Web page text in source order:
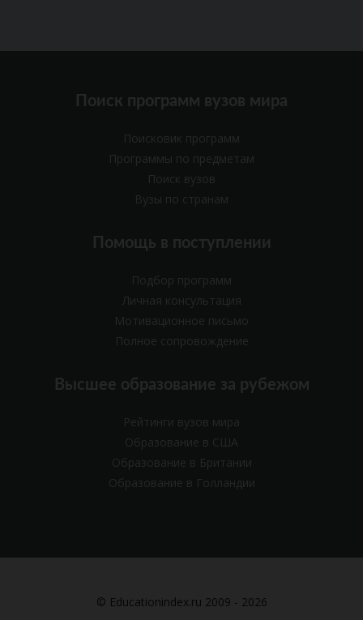
Поиск программ вузов мира
Поисковик программ
Программы по предметам
Поиск вузов
Вузы по странам
Помощь в поступлении
Подбор программ
Личная консультация
Мотивационное письмо
Полное сопровождение
Высшее образование за рубежом
Рейтинги вузов мира
Образование в США
Образование в Британии
Образование в Голландии
© Educationindex.ru 2009 - 2026